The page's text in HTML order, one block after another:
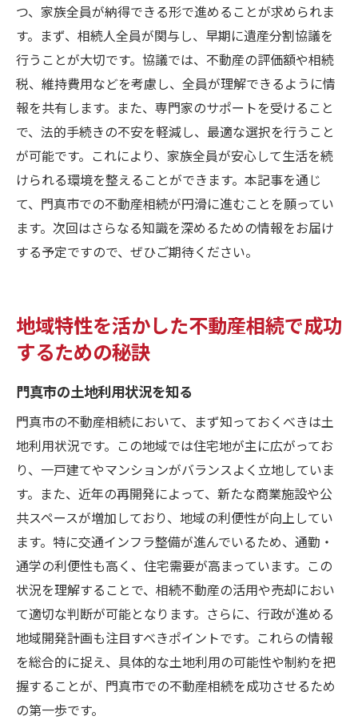
つ、家族全員が納得できる形で進めることが求められま
す。まず、相続人全員が関与し、早期に遺産分割協議を
行うことが大切です。協議では、不動産の評価額や相続
税、維持費用などを考慮し、全員が理解できるように情
報を共有します。また、専門家のサポートを受けること
で、法的手続きの不安を軽減し、最適な選択を行うこと
が可能です。これにより、家族全員が安心して生活を続
けられる環境を整えることができます。本記事を通じ
て、門真市での不動産相続が円滑に進むことを願ってい
ます。次回はさらなる知識を深めるための情報をお届け
する予定ですので、ぜひご期待ください。
地域特性を活かした不動産相続で成功
するための秘訣
門真市の土地利用状況を知る
門真市の不動産相続において、まず知っておくべきは土
地利用状況です。この地域では住宅地が主に広がってお
り、一戸建てやマンションがバランスよく立地していま
す。また、近年の再開発によって、新たな商業施設や公
共スペースが増加しており、地域の利便性が向上してい
ます。特に交通インフラ整備が進んでいるため、通勤・
通学の利便性も高く、住宅需要が高まっています。この
状況を理解することで、相続不動産の活用や売却におい
て適切な判断が可能となります。さらに、行政が進める
地域開発計画も注目すべきポイントです。これらの情報
を総合的に捉え、具体的な土地利用の可能性や制約を把
握することが、門真市での不動産相続を成功させるため
の第一歩です。